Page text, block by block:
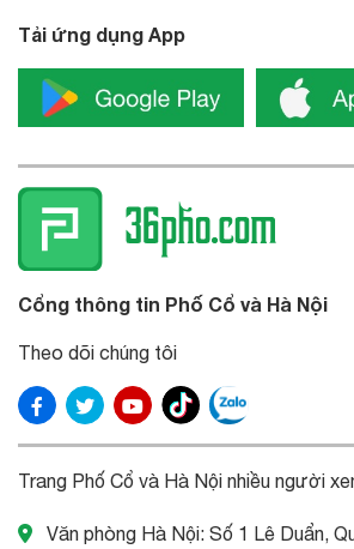
Tải ứng dụng App
Cổng thông tin Phố Cổ và Hà Nội
Theo dõi chúng tôi
Trang Phố Cổ và Hà Nội nhiều người
Văn phòng Hà Nội: Số 1 Lê Duẩn,